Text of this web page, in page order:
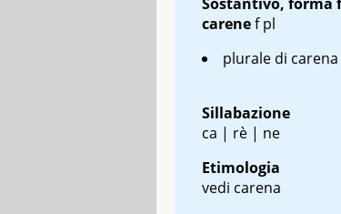
carenef pl
plurale di carena
Sillabazione
ca | rè | ne
Etimologia
vedi carena